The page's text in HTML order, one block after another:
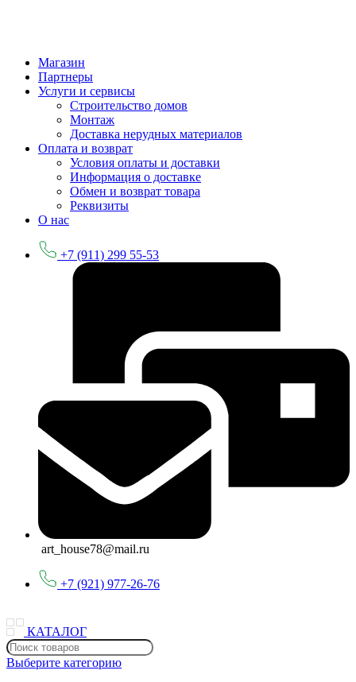
Магазин
Партнеры
Услуги и сервисы
Строительство домов
Монтаж
Доставка нерудных материалов
Оплата и возврат
Условия оплаты и доставки
Информация о доставке
Обмен и возврат товара
Реквизиты
О нас
+7 (911) 299 55-53
art_house78@mail.ru
+7 (921) 977-26-76
КАТАЛОГ
Выберите категорию